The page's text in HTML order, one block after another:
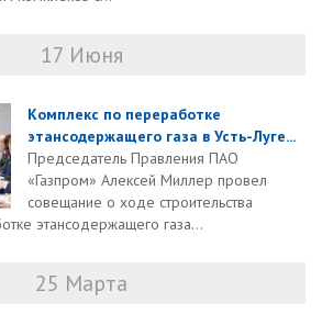
17 Июня
Комплекс по переработке
этансодержащего газа в Усть-Луге...
Председатель Правления ПАО
«Газпром» Алексей Миллер провел
совещание о ходе строительства
этансодержащего газа...
25 Марта